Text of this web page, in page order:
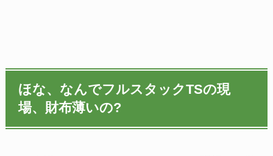
ほな、なんでフルスタックTSの現
場、財布薄いの?